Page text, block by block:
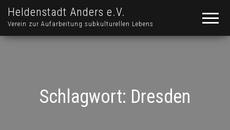
Heldenstadt Anders e.V.
Verein zur Aufarbeitung subkulturellen Lebens
Schlagwort: Dresden